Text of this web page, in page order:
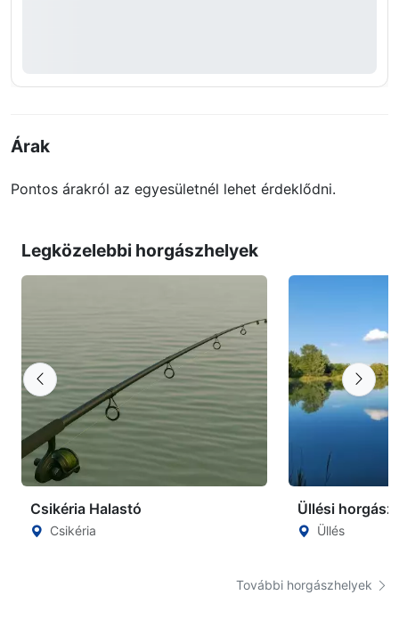
Árak
Pontos árakról az egyesületnél lehet érdeklődni.
Legközelebbi horgászhelyek
Csikéria Halastó
Csikéria
Üllési
Üllés
További horgászhelyek